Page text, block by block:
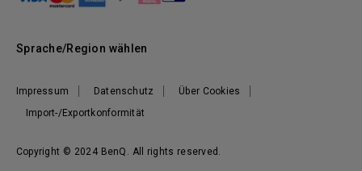
BenQ Blog
Unser Versprechen
Copyright © 2024 BenQ. All rights reserved.
Impressum Datenschutz
Über Cookies
Import-/Exportkonformität
Sprache/Region wählen